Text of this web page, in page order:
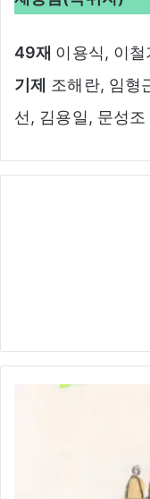
49재 이용식, 이
기제 조해란, 임형
선, 김용일, 문성조